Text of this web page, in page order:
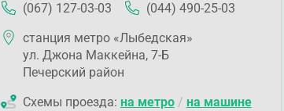
(067) 127-03-03
(044) 490-25-03
станция метро «Лыбедская»
ул. Джона Маккейна, 7-Б
Печерский район
Схемы проезда: на метро/ на машине